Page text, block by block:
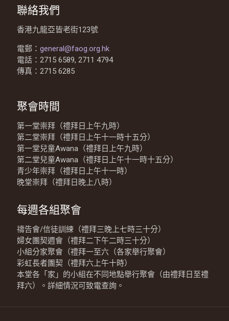
聯絡我們
香港九龍亞皆老街123號
電郵： general@faog.org.hk
電話：2715 6589, 2711 4794
傳真：2715 6285
聚會時間
第一堂崇拜（禮拜日上午九時）
第二堂崇拜（禮拜日上午十一時十五分）
第一堂兒童Awana（禮拜日上午九時）
第二堂兒童Awana（禮拜日上午十一時十五分）
青少年崇拜（禮拜日上午十一時）
晚堂崇拜（禮拜日晚上八時）
每週各組聚會
禱告會/信徒訓練（禮拜三晚上七時三十分）
婦女團契週會（禮拜二下午二時三十分）
小組分家聚會（禮拜一至六（各家舉行聚會）
彩虹長者團契（禮拜六上午十時）
本堂各「家」的小組在不同地點舉行聚會（由禮拜日至禮
拜六）。詳細情況可致電查詢。